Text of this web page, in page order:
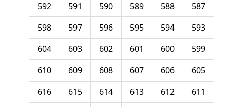
587
588
589
590
591
592
593
594
595
596
597
598
599
600
601
602
603
604
605
606
607
608
609
610
611
612
613
614
615
616